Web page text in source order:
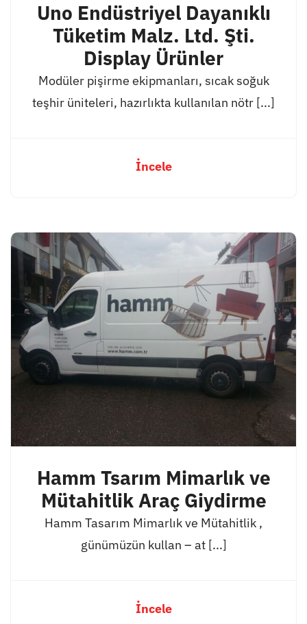
Uno Endüstriyel Dayanıklı
Tüketim Malz. Ltd. Şti.
Display Ürünler
Modüler pişirme ekipmanları, sıcak soğuk
teşhir üniteleri, hazırlıkta kullanılan nötr [...]
İncele
Hamm Tsarım Mimarlık ve
Mütahitlik Araç Giydirme
Hamm Tasarım Mimarlık ve Mütahitlik ,
günümüzün kullan – at [...]
İncele